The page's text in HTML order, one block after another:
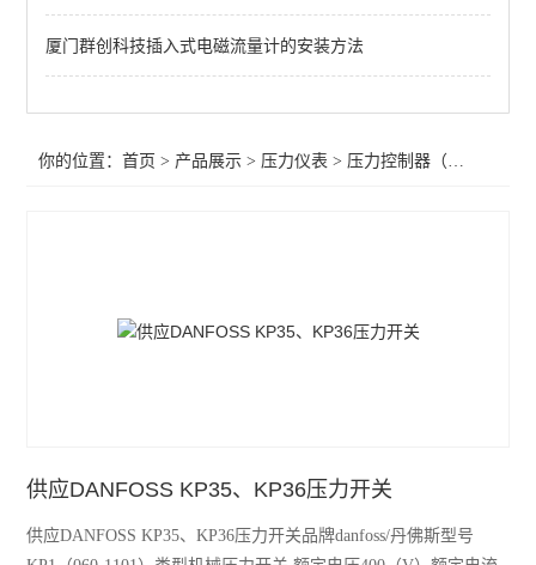
压力变送器
厦门群创科技插入式电磁流量计的安装方法
你的位置：首页 > 产品展示 > 压力仪表 > 压力控制器（压力开关）
供应DANFOSS KP35、KP36压力开关
供应DANFOSS KP35、KP36压力开关品牌danfoss/丹佛斯型号